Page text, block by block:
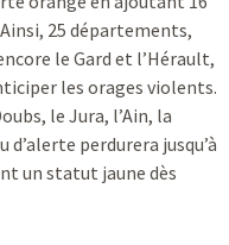
25 départements,
le Gard et l’Hérault,
les orages violents.
le Jura, l’Ain, la
d’alerte perdurera jusqu’à
un statut jaune dès